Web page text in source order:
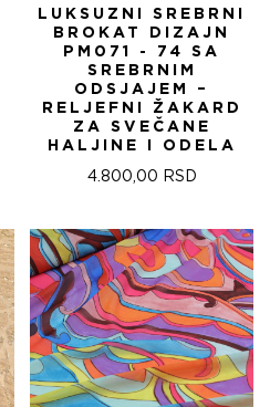
LUKSUZNI SREBRNI
BROKAT DIZAJN
PM071 - 74 SA
SREBRNIM
ODSJAJEM –
RELJEFNI ŽAKARD
ZA SVEČANE
HALJINE I ODELA
4.800,00 RSD